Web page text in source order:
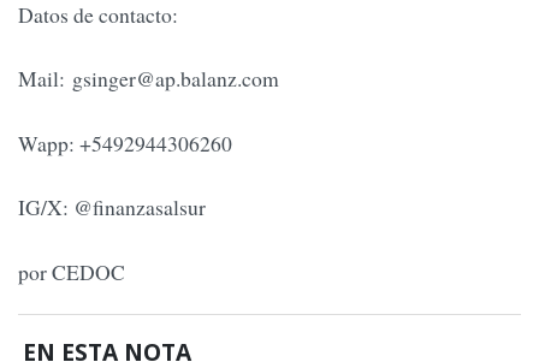
Datos de contacto:
Mail: gsinger@ap.balanz.com
Wapp: +5492944306260
IG/X: @finanzasalsur
por CEDOC
EN ESTA NOTA